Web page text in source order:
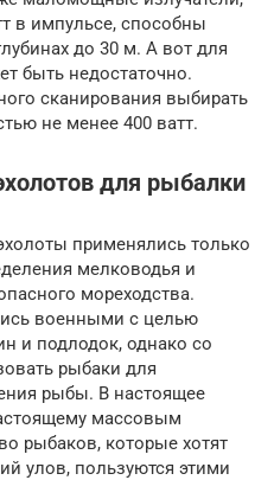
в импульсе, способны
до 30 м. А вот для
быть недостаточно.
сканирования выбирать
не менее 400 ватт.
для рыбалки
применялись только
мелководья и
мореходства.
военными с целью
и подлодок, однако со
рыбаки для
рыбы. В настоящее
массовым
рыбаков, которые хотят
улов, пользуются этими